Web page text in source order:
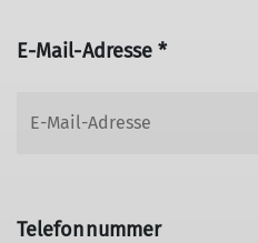
E-Mail-Adresse *
Telefonnummer